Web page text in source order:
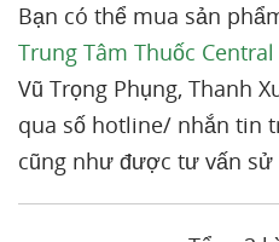
Bạn có thể mua sản
Trung Tâm Thuốc
Vũ Trọng Phụng, Thanh
qua số hotline/ nhắn tin
cũng như được tư vấn sử